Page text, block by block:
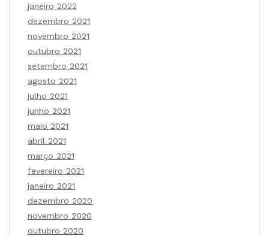
janeiro 2022
dezembro 2021
novembro 2021
outubro 2021
setembro 2021
agosto 2021
julho 2021
junho 2021
maio 2021
abril 2021
março 2021
fevereiro 2021
janeiro 2021
dezembro 2020
novembro 2020
outubro 2020